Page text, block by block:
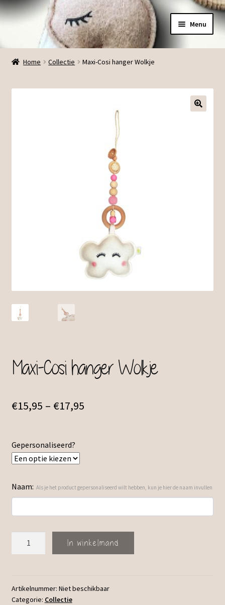
Ga
navigatie
Ga
de
inhoud
Menu
Menu
Home Collectie Maxi-Cosi hanger Wolkje
Maxi-Cosi hanger Wolkje
€15,95 – €17,95
Gepersonaliseerd?
Naam: Als je het product gepersonaliseerd wilt hebben, kun je hier de naam invullen
aantal
In winkelmand
Artikelnummer: Niet beschikbaar
Categorie: Collectie